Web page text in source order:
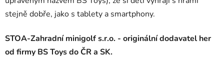
stejně dobře, jako s tablety a smartphony.
STOA-Zahradní minigolf s.r.o. - originální dodavatel her
od firmy BS Toys do ČR a SK.